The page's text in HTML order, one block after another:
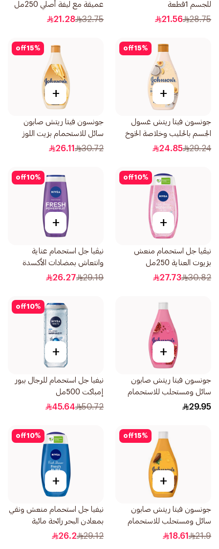
للجسم 1قطعة
28.75
21.56
عميقة مع ليفة أصلي 250مل
32.75
21.28
15%
off
+
جونسون فيتا ريتش غسول
الجسم بالحليب وخلاصة الخوخ
وجوز الهند 400مل
29.24
24.85
15%
off
+
جونسون فيتا ريتش صابون
سائل للاستحمام بزيت اللوز
وزبدة الشيا 400مل
30.72
26.11
10%
off
+
نيڤيا جل استحمام منعش
بزيوت العناية 250مل
30.82
27.73
10%
off
+
نيڤيا جل استحمام عناية
وانتعاش بمضادات الأكسدة
عطر التوت 250مل
29.19
26.27
+
جونسون فيتا ريتش صابون
سائل ومستحلب للاستحمام
بخلاصة الرمان 400مل
29.95
10%
off
+
نيفيا جل استحمام للرجال بيور
إمباكت 500مل
50.72
45.64
15%
off
+
جونسون فيتا ريتش صابون
سائل ومستحلب للاستحمام
بزبدة الكاكاو 250مل
21.9
18.61
10%
off
+
نيفيا جل استحمام منعش ونقي
بمعادن البحر رائحة مائية
250مل
29.12
26.2